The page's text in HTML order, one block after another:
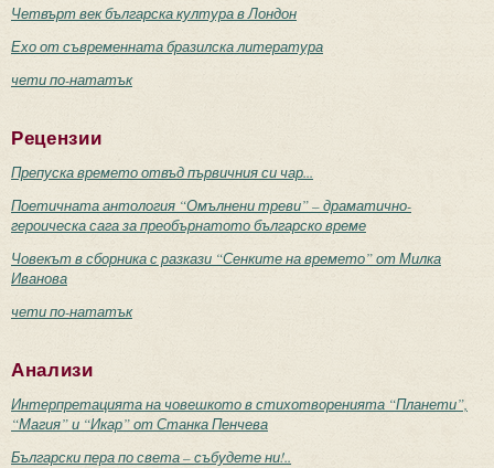
Четвърт век българска култура в Лондон
Ехо от съвременната бразилска литература
чети по-нататък
Рецензии
Препуска времето отвъд първичния си чар...
Поетичната антология “Омълнени треви” – драматично-
героическа сага за преобърнатото българско време
Човекът в сборника с разкази “Сенките на времето” от Милка
Иванова
чети по-нататък
Анализи
Интерпретацията на човешкото в стихотворенията “Планети”,
“Магия” и “Икар” от Станка Пенчева
Български пера по света – събудете ни!..